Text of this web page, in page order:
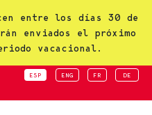
entre los días 30 de
enviados el próximo
vacacional.
ESP ENG FR DE